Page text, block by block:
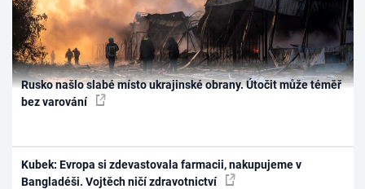
Rusko našlo slabé místo ukrajinské obrany. Útočit může téměř
bez varování
Kubek: Evropa si zdevastovala farmacii, nakupujeme v
Bangladéši. Vojtěch ničí zdravotnictví